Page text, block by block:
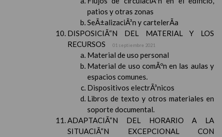
patios y otras zonas
SeÃ±alizaciÃ³n y cartelerÃ­a
DISPOSICIÃ“N DEL MATERIAL Y LOS
RECURSOS
01 septiembre 2021
Material de uso personal
Material de uso comÃºn en las aulas y
espacios comunes.
Dispositivos electrÃ³nicos
Libros de texto y otros materiales en
soporte documental.
ADAPTACIÃ“N DEL HORARIO A LA
SITUACIÃ“N EXCEPCIONAL CON